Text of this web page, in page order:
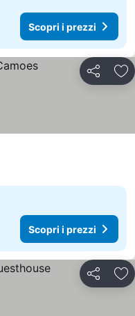
Scopri i prezzi
Condividi
Scopri i prezzi
Condividi